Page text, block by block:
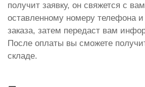
получит заявку, он свяжется с
оставленному номеру телефона и
заказа, затем передаст вам
После оплаты вы сможете
складе.